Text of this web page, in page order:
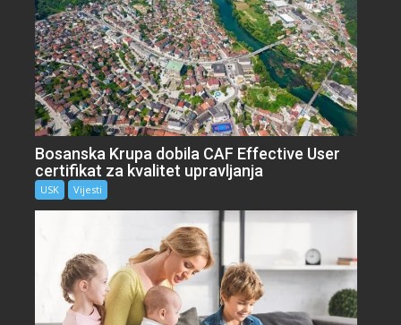
Bosanska Krupa dobila CAF Effective User
certifikat za kvalitet upravljanja
USK Vijesti